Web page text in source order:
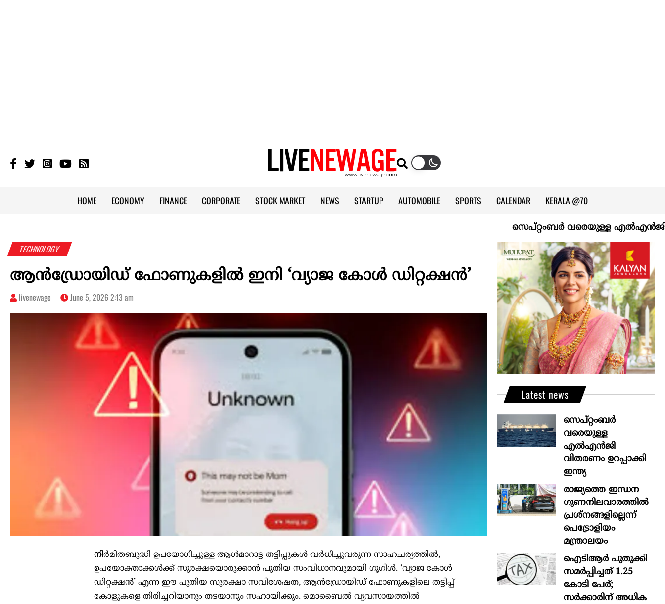
HOME ECONOMY FINANCE CORPORATE STOCK MARKET NEWS STARTUP AUTOMOBILE SPORTS CALENDAR KERALA @70
സെപ്റ്റംബർ വരെയുള്ള എൽഎൻജി വിതരണം
TECHNOLOGY
ആൻഡ്രോയിഡ് ഫോണുകളിൽ ഇനി ‘വ്യാജ കോൾ ഡിറ്റക്ഷൻ’
livenewage June 5, 2026 2:13 am
നിർമിതബുദ്ധി ഉപയോഗിച്ചുള്ള ആൾമാറാട്ട തട്ടിപ്പുകൾ വർധിച്ചുവരുന്ന സാഹചര്യത്തിൽ,
ഉപയോക്താക്കൾക്ക് സുരക്ഷയൊരുക്കാൻ പുതിയ സംവിധാനവുമായി ഗൂഗിൾ. ‘വ്യാജ കോൾ
ഡിറ്റക്ഷൻ’ എന്ന ഈ പുതിയ സുരക്ഷാ സവിശേഷത, ആൻഡ്രോയിഡ് ഫോണുകളിലെ തട്ടിപ്പ്
കോളുകളെ തിരിച്ചറിയാനും തടയാനും സഹായിക്കും. മൊബൈൽ വ്യവസായത്തിൽ
Latest news
സെപ്റ്റംബർ
വരെയുള്ള
എൽഎൻജി
വിതരണം ഉറപ്പാക്കി
ഇന്ത്യ
രാജ്യത്തെ ഇന്ധന
ഗുണനിലവാരത്തില്‍
പ്രശ്‌നങ്ങളില്ലെന്ന്
പെട്രോളിയം
മന്ത്രാലയം
ഐടിആര്‍ പുതുക്കി
സമർപ്പിച്ചത് 1.25
കോടി പേര്;
സർക്കാരിന് അധിക